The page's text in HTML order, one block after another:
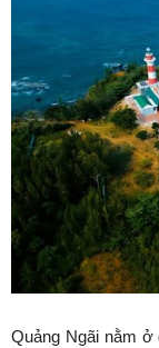
Quảng Ngãi nằm ở